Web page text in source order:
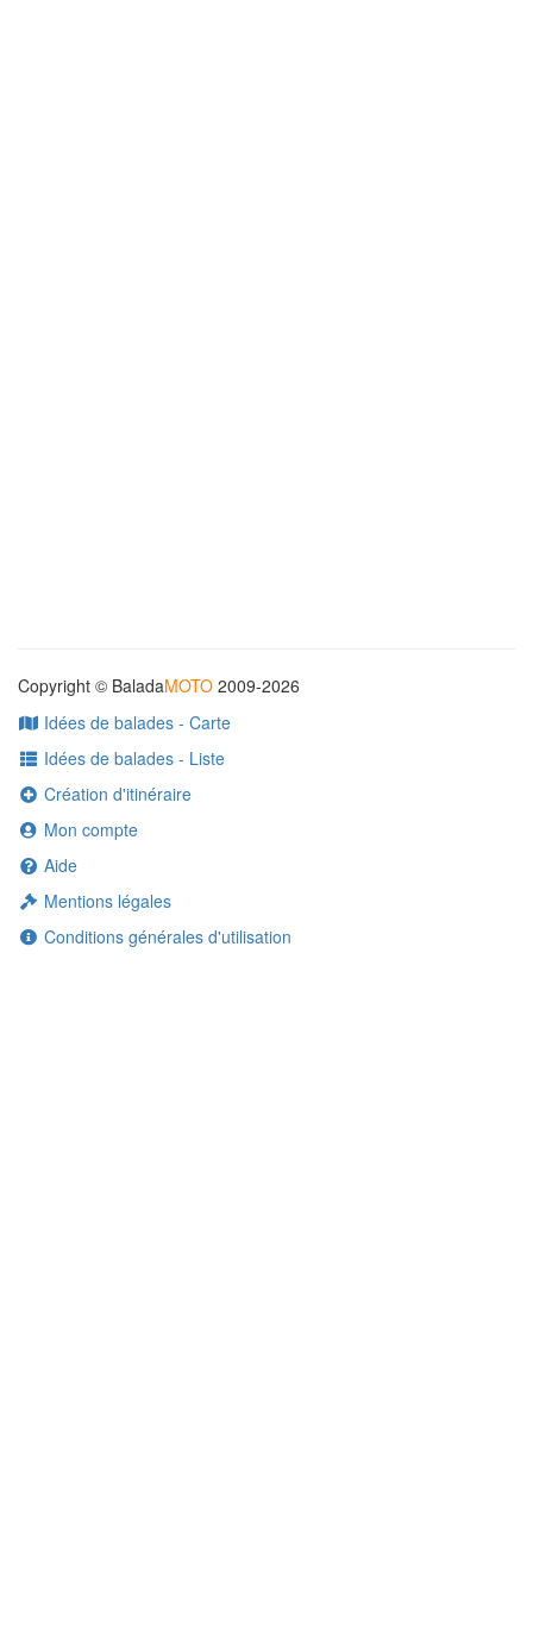
Copyright © BaladaMOTO 2009-2026
Idées de balades - Carte
Idées de balades - Liste
Création d'itinéraire
Mon compte
Aide
Mentions légales
Conditions générales d'utilisation